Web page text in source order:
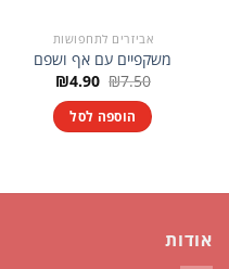
אביזרים לתחפושות
משקפיים עם אף ושפם
₪7.50 המחיר
היה:
₪7.50.
₪4.90
הוא:
₪4.90. הוספה לסל
אודות